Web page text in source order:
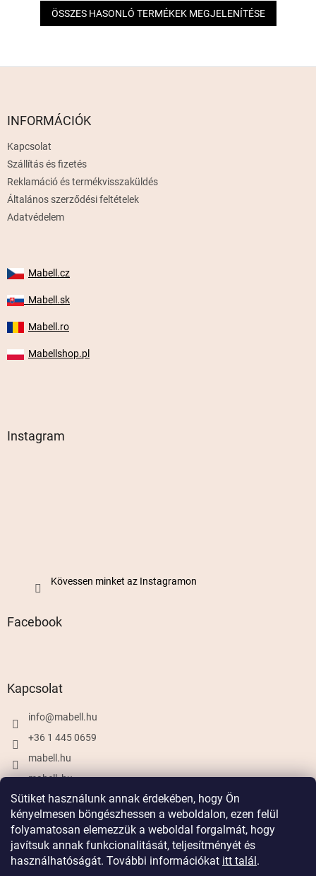
Sütiket használunk annak érdekében, hogy Ön
kényelmesen böngészhessen a weboldalon, ezen felül
folyamatosan elemezzük a weboldal forgalmát, hogy
javítsuk annak funkcionalitását, teljesítményét és
használhatóságát. További információkat itt talál.
ÖSSZES HASONLÓ TERMÉKEK MEGJELENÍTÉSE
INFORMÁCIÓK
Kapcsolat
Szállítás és fizetés
Reklamáció és termékvisszaküldés
Általános szerződési feltételek
Adatvédelem
Mabell.cz
Mabell.sk
Mabell.ro
Mabellshop.pl
Instagram
Kövessen minket az Instagramon
Facebook
Kapcsolat
info@mabell.hu
+36 1 445 0659
mabell.hu
mabell_hu
Shoptet készítette